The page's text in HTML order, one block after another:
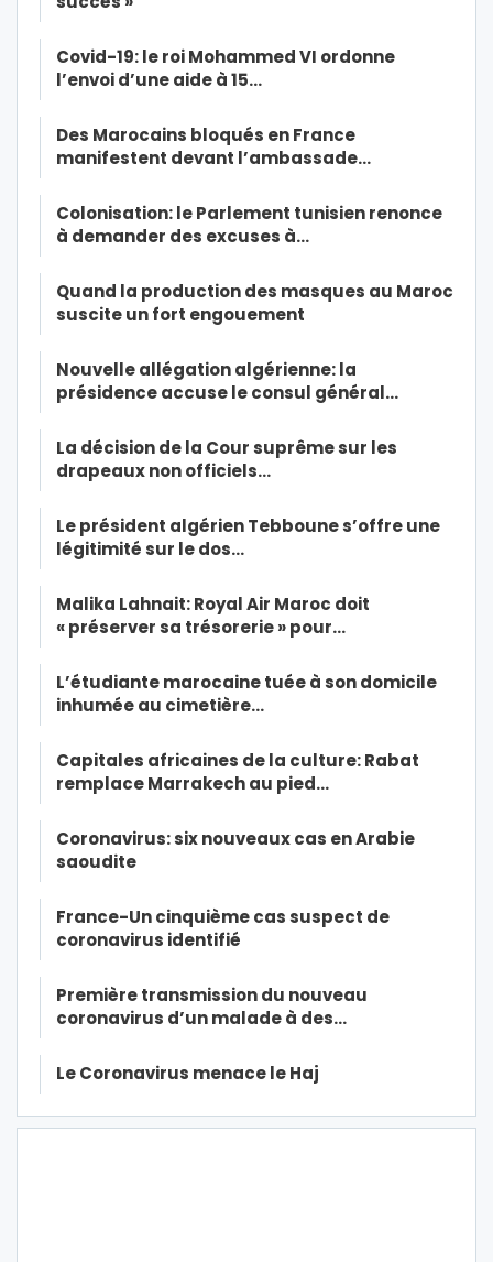
Covid-19: le roi Mohammed VI ordonne
l’envoi d’une aide à 15…
Des Marocains bloqués en France
manifestent devant l’ambassade…
Colonisation: le Parlement tunisien renonce
à demander des excuses à…
Quand la production des masques au Maroc
suscite un fort engouement
Nouvelle allégation algérienne: la
présidence accuse le consul général…
La décision de la Cour suprême sur les
drapeaux non officiels…
Le président algérien Tebboune s’offre une
légitimité sur le dos…
Malika Lahnait: Royal Air Maroc doit
« préserver sa trésorerie » pour…
L’étudiante marocaine tuée à son domicile
inhumée au cimetière…
Capitales africaines de la culture: Rabat
remplace Marrakech au pied…
Coronavirus: six nouveaux cas en Arabie
saoudite
France-Un cinquième cas suspect de
coronavirus identifié
Première transmission du nouveau
coronavirus d’un malade à des…
Le Coronavirus menace le Haj